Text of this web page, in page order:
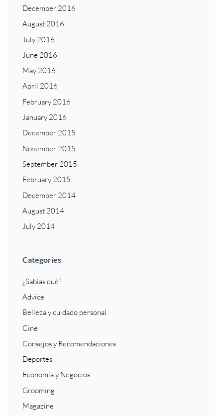
December 2016
August 2016
July 2016
June 2016
May 2016
April 2016
February 2016
January 2016
December 2015
November 2015
September 2015
February 2015
December 2014
August 2014
July 2014
Categories
¿Sabías qué?
Advice
Belleza y cuidado personal
Cine
Consejos y Recomendaciones
Deportes
Economía y Negocios
Grooming
Magazine